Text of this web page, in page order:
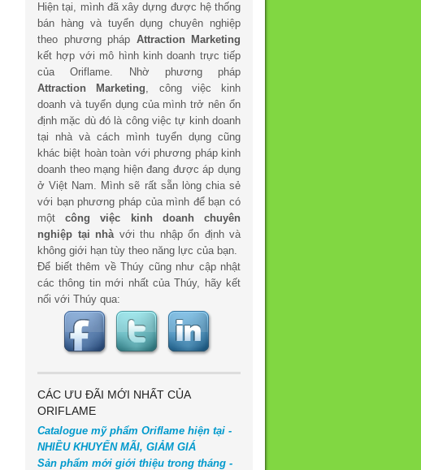
Hiện tại, mình đã xây dựng được hệ thống
bán hàng và tuyển dụng chuyên nghiệp
theo phương pháp Attraction Marketing
kết hợp với mô hình kinh doanh trực tiếp
của Oriflame. Nhờ phương pháp
Attraction Marketing, công việc kinh
doanh và tuyển dụng của mình trở nên ổn
định mặc dù đó là công việc tự kinh doanh
tại nhà và cách mình tuyển dụng cũng
khác biệt hoàn toàn với phương pháp kinh
doanh theo mạng hiện đang được áp dụng
ở Việt Nam. Mình sẽ rất sẵn lòng chia sẻ
với bạn phương pháp của mình để bạn có
mộtcông việc kinh doanh chuyên
nghiệp tại nhàvới thu nhập ổn định và
không giới hạn tùy theo năng lực của bạn.
Để biết thêm về Thúy cũng như cập nhật
các thông tin mới nhất của Thúy, hãy kết
nối với Thúy qua:
CÁC ƯU ĐÃI MỚI NHẤT CỦA
ORIFLAME
Catalogue mỹ phẩm Oriflame hiện tại -
NHIỀU KHUYẾN MÃI, GIẢM GIÁ
Sản phẩm mới giới thiệu trong tháng -